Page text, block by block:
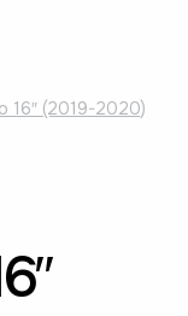
16″ (2019-2020)